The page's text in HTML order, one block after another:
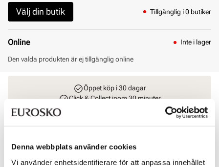
Denna webbplats använder cookies
Vi använder enhetsidentifierare för att anpassa innehållet
Välj din butik Tillgänglig i 0 butiker
Online Inte i lager
Den valda produkten är ej tillgänglig online
Öppet köp i 30 dagar
Click & Collect inom 30 minuter